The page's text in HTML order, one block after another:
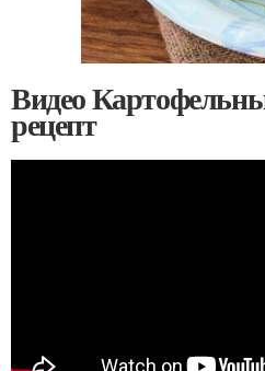
Видео
рецепт